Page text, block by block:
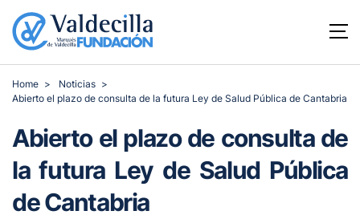
Home
Noticias
Abierto el plazo de consulta de la futura Ley de Salud Pública de Cantabria
Abierto el plazo de consulta de
la futura Ley de Salud Pública
de Cantabria